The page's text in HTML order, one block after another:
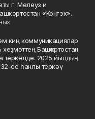
г. Мелеуз и
«Конгэк».
киң коммуникациялар
Башҡортостан
теркәлде. 2025 йылдың
се һанлы теркәү